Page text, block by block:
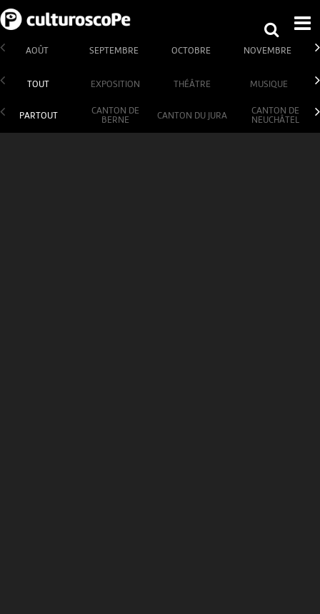
AOÛT SEPTEMBRE OCTOBRE NOVEMBRE
TOUT EXPOSITION THÉÂTRE MUSIQUE
PARTOUT
CANTON DE
BERNE
CANTON DU JURA
CANTON DE
NEUCHÂTEL